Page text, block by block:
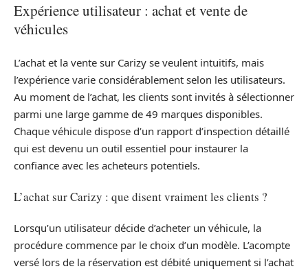
Expérience utilisateur : achat et vente de
véhicules
L’achat et la vente sur Carizy se veulent intuitifs, mais
l’expérience varie considérablement selon les utilisateurs.
Au moment de l’achat, les clients sont invités à sélectionner
parmi une large gamme de 49 marques disponibles.
Chaque véhicule dispose d’un rapport d’inspection détaillé
qui est devenu un outil essentiel pour instaurer la
confiance avec les acheteurs potentiels.
L’achat sur Carizy : que disent vraiment les clients ?
Lorsqu’un utilisateur décide d’acheter un véhicule, la
procédure commence par le choix d’un modèle. L’acompte
versé lors de la réservation est débité uniquement si l’achat